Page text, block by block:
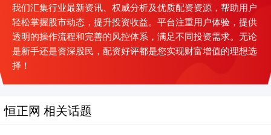
我们汇集行业最新资讯、权威分析及优质配资资源，帮助用户
轻松掌握股市动态，提升投资收益。平台注重用户体验，提供
透明的操作流程和完善的风控体系，满足不同投资需求。无论
是新手还是资深股民，配资好评都是您实现财富增值的理想选
择！
恒正网 相关话题